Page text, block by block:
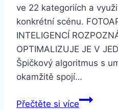
ve 22 kategoriích a
konkrétní scénu.
INTELIGENCÍ
OPTIMALIZUJE JE V
Špičkový algoritmus s
okamžitě spojí…
Přečtěte si víceHonor